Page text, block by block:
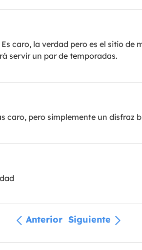
caro, la verdad pero es el sitio de
servir un par de temporadas.
caro, pero simplemente un disfraz
Anterior Siguiente